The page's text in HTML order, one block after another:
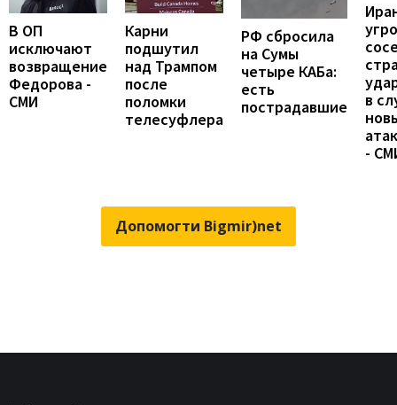
В ОП
исключают
возвращение
Федорова -
СМИ
Карни
подшутил
над Трампом
после
поломки
телесуфлера
РФ сбросила
на Сумы
четыре КАБа:
есть
пострадавшие
в
-
Допомогти Bigmir)net